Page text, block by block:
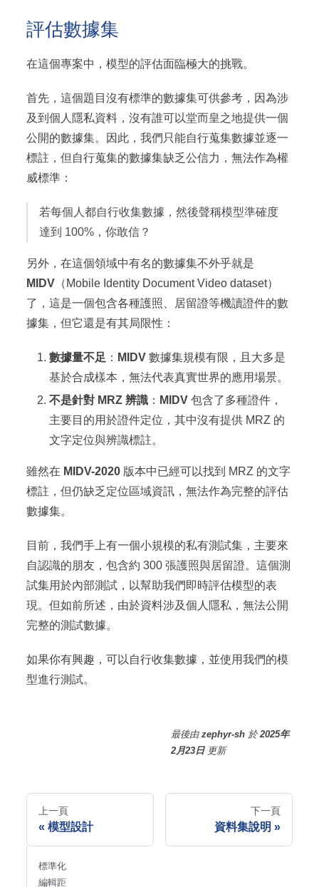
評估數據集
在這個專案中，模型的評估面臨極大的挑戰。
首先，這個題目沒有標準的數據集可供參考，因為涉
及到個人隱私資料，沒有誰可以堂而皇之地提供一個
公開的數據集。因此，我們只能自行蒐集數據並逐一
標註，但自行蒐集的數據集缺乏公信力，無法作為權
威標準：
若每個人都自行收集數據，然後聲稱模型準確度
達到 100%，你敢信？
另外，在這個領域中有名的數據集不外乎就是
MIDV （Mobile Identity Document Video dataset）
了，這是一個包含各種護照、居留證等機讀證件的數
據集，但它還是有其局限性：
數據量不足 ： MIDV 數據集規模有限，且大多是
基於合成樣本，無法代表真實世界的應用場景。
不是針對 MRZ 辨識 ： MIDV 包含了多種證件，
主要目的用於證件定位，其中沒有提供 MRZ 的
文字定位與辨識標註。
雖然在 MIDV-2020 版本中已經可以找到 MRZ 的文字
標註，但仍缺乏定位區域資訊，無法作為完整的評估
數據集。
目前，我們手上有一個小規模的私有測試集，主要來
自認識的朋友，包含約 300 張護照與居留證。這個測
試集用於內部測試，以幫助我們即時評估模型的表
現。但如前所述，由於資料涉及個人隱私，無法公開
完整的測試數據。
如果你有興趣，可以自行收集數據，並使用我們的模
型進行測試。
最後由 zephyr-sh 於 2025年
2月23日 更新
上一頁
模型設計
下一頁
資料集說明
標準化
編輯距